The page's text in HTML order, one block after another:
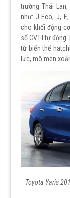
trường Thái
như: J Eco, J,
cho khối động
số CVT-I tự
từ biến thể
lực, mô men
Toyota Yaris